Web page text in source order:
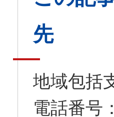
先
地域包括
電話番号